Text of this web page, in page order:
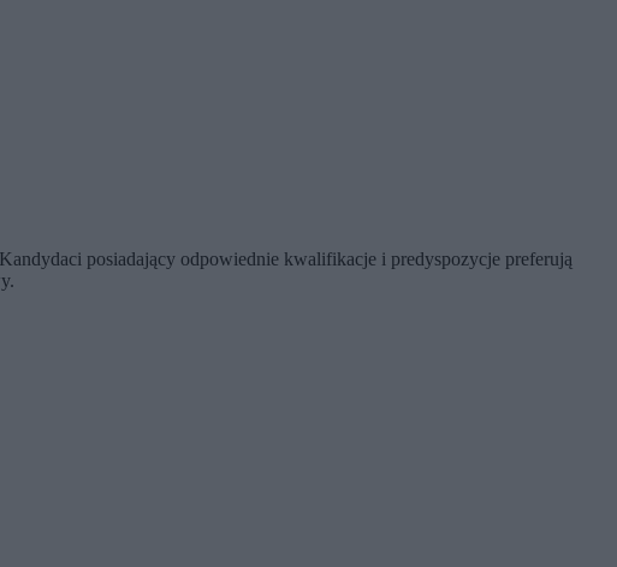
posiadający odpowiednie kwalifikacje i predyspozycje preferują